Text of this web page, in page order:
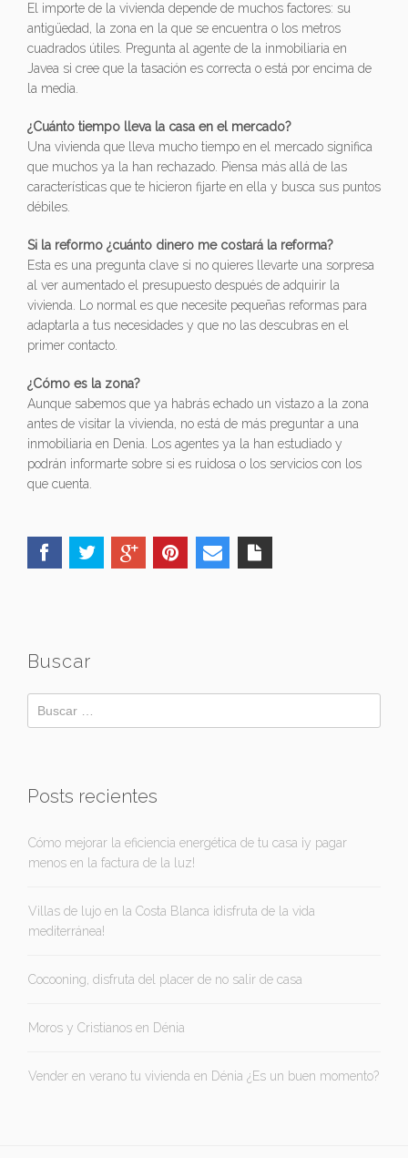
El importe de la vivienda depende de muchos factores: su
antigüedad, la zona en la que se encuentra o los metros
cuadrados útiles. Pregunta al agente de la inmobiliaria en
Javea si cree que la tasación es correcta o está por encima de
la media.
¿Cuánto tiempo lleva la casa en el mercado?
Una vivienda que lleva mucho tiempo en el mercado significa
que muchos ya la han rechazado. Piensa más allá de las
características que te hicieron fijarte en ella y busca sus puntos
débiles.
Si la reformo ¿cuánto dinero me costará la reforma?
Esta es una pregunta clave si no quieres llevarte una sorpresa
al ver aumentado el presupuesto después de adquirir la
vivienda. Lo normal es que necesite pequeñas reformas para
adaptarla a tus necesidades y que no las descubras en el
primer contacto.
¿Cómo es la zona?
Aunque sabemos que ya habrás echado un vistazo a la zona
antes de visitar la vivienda, no está de más preguntar a una
inmobiliaria en Denia. Los agentes ya la han estudiado y
podrán informarte sobre si es ruidosa o los servicios con los
que cuenta.
Buscar
Posts recientes
Cómo mejorar la eficiencia energética de tu casa ¡y pagar
menos en la factura de la luz!
Villas de lujo en la Costa Blanca ¡disfruta de la vida
mediterránea!
Cocooning, disfruta del placer de no salir de casa
Moros y Cristianos en Dénia
Vender en verano tu vivienda en Dénia ¿Es un buen momento?